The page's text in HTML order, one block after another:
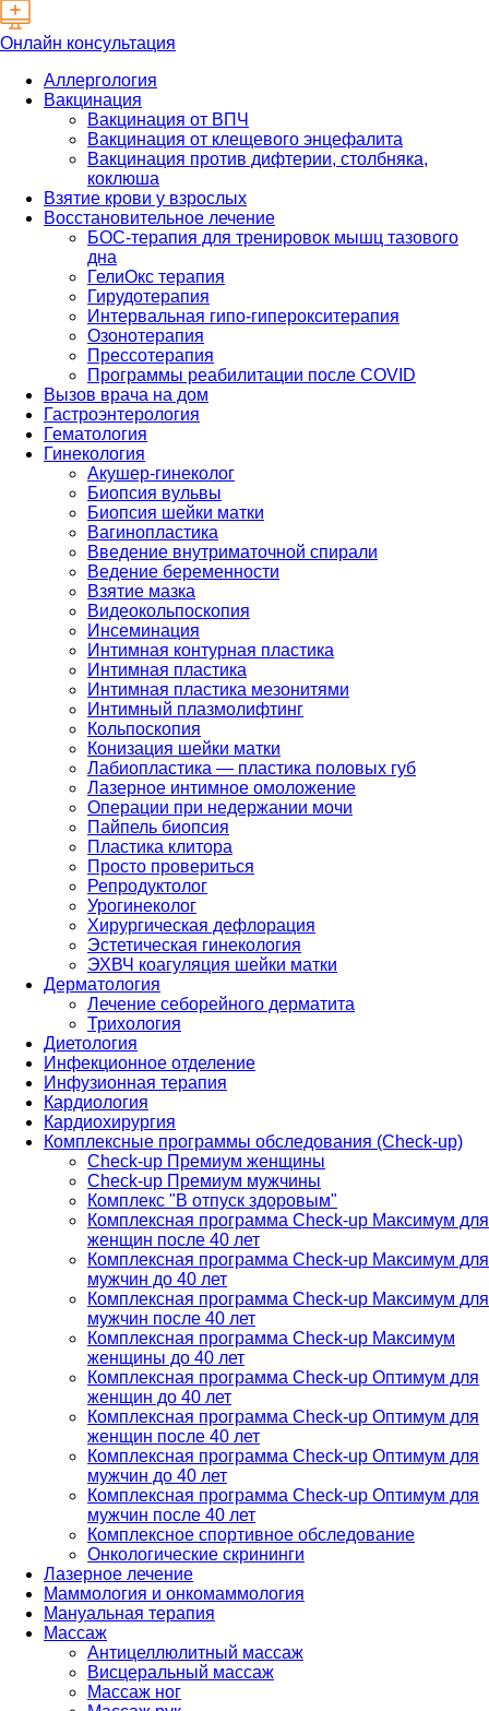
Онлайн консультация
Аллергология
Вакцинация
Вакцинация от ВПЧ
Вакцинация от клещевого энцефалита
Вакцинация против дифтерии, столбняка,
коклюша
Взятие крови у взрослых
Восстановительное лечение
БОС-терапия для тренировок мышц тазового
дна
ГелиОкс терапия
Гирудотерапия
Интервальная гипо-гиперокситерапия
Озонотерапия
Прессотерапия
Программы реабилитации после СOVID
Вызов врача на дом
Гастроэнтерология
Гематология
Гинекология
Акушер-гинеколог
Биопсия вульвы
Биопсия шейки матки
Вагинопластика
Введение внутриматочной спирали
Ведение беременности
Взятие мазка
Видеокольпоскопия
Инсеминация
Интимная контурная пластика
Интимная пластика
Интимная пластика мезонитями
Интимный плазмолифтинг
Кольпоскопия
Конизация шейки матки
Лабиопластика — пластика половых губ
Лазерное интимное омоложение
Операции при недержании мочи
Пайпель биопсия
Пластика клитора
Просто провериться
Репродуктолог
Урогинеколог
Хирургическая дефлорация
Эстетическая гинекология
ЭХВЧ коагуляция шейки матки
Дерматология
Лечение себорейного дерматита
Трихология
Диетология
Инфекционное отделение
Инфузионная терапия
Кардиология
Кардиохирургия
Комплексные программы обследования (Check-up)
Check-up Премиум женщины
Check-up Премиум мужчины
Комплекс "В отпуск здоровым"
Комплексная программа Check-up Максимум для
женщин после 40 лет
Комплексная программа Check-up Максимум для
мужчин до 40 лет
Комплексная программа Check-up Максимум для
мужчин после 40 лет
Комплексная программа Check-up Максимум
женщины до 40 лет
Комплексная программа Check-up Оптимум для
женщин до 40 лет
Комплексная программа Check-up Оптимум для
женщин после 40 лет
Комплексная программа Check-up Оптимум для
мужчин до 40 лет
Комплексная программа Check-up Оптимум для
мужчин после 40 лет
Комплексное спортивное обследование
Онкологические скрининги
Лазерное лечение
Маммология и онкомаммология
Мануальная терапия
Массаж
Антицеллюлитный массаж
Висцеральный массаж
Массаж ног